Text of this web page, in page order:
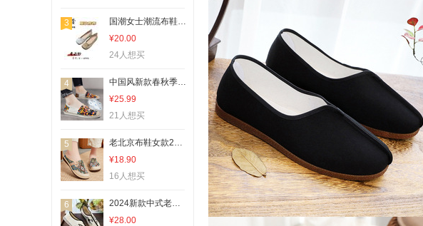
3
国潮女士潮流布鞋2026新款舒适透气111
¥20.00
24人想买
4
中国风新款春秋季透气潮流百搭一脚蹬帆布豆豆潮鞋休闲老北京布鞋国潮
¥25.99
21人想买
5
老北京布鞋女款2026新款民族风半拖鞋亚麻包头拖鞋女软底休闲单鞋国潮
¥18.90
16人想买
6
2024新款中式老北京布鞋千层布底功夫鞋中国风古风唐鞋男款帆布鞋国潮
¥28.00